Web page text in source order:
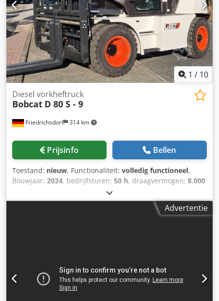
1 / 10
Friedrichsdorf 314 km
Diesel vorkheftruck
Bobcat D 80 S - 9
Prijsinfo Bellen
Toestand: nieuw, Functionaliteit: volledig functioneel,
Bouwjaar: 2024, bedrijfsturen: 50 h, draagvermogen: 8.000
, vrije hefhoogte:
brandstoftype:diesel, masttype:triplex, bouwhoogte:
Conditie: Nieuw apparaat Technische staat: Nieuw Type
voorbanden: Superelastisch Voorbanden Staat: Nieuw
Type achterbanden: Superelastisch Achterbanden
Advertentie